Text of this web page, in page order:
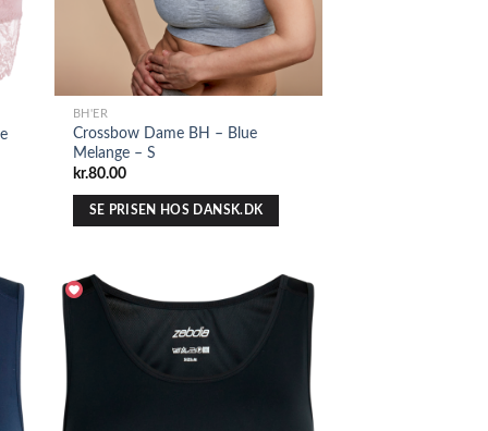
BH'ER
Crossbow Dame BH – Blue
Melange – S
kr.80.00
SE PRISEN HOS DANSK.DK